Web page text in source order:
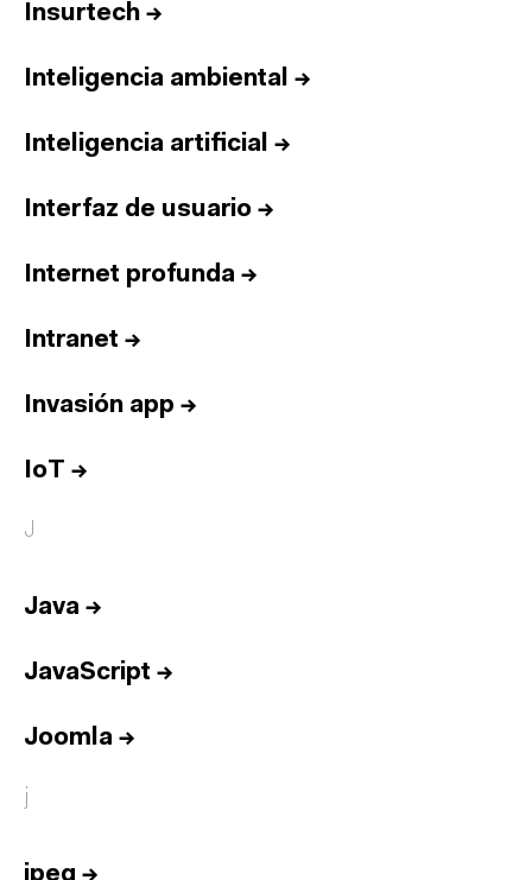
Insurtech →
Inteligencia ambiental →
Inteligencia artificial →
Interfaz de usuario →
Internet profunda →
Intranet →
Invasión app →
IoT →
J
Java →
JavaScript →
Joomla →
j
jpeg →